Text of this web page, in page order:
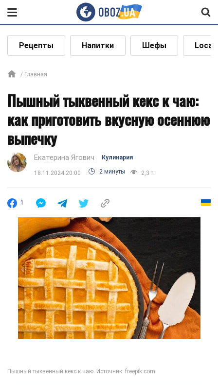
Рецепты Напитки Шефы Local
Главная
Пышный тыквенный кекс к чаю:
как приготовить вкусную осеннюю
выпечку
Екатерина Ягович Кулинария
18.11.2024 20:00 2 минуты 2,3 т.
1